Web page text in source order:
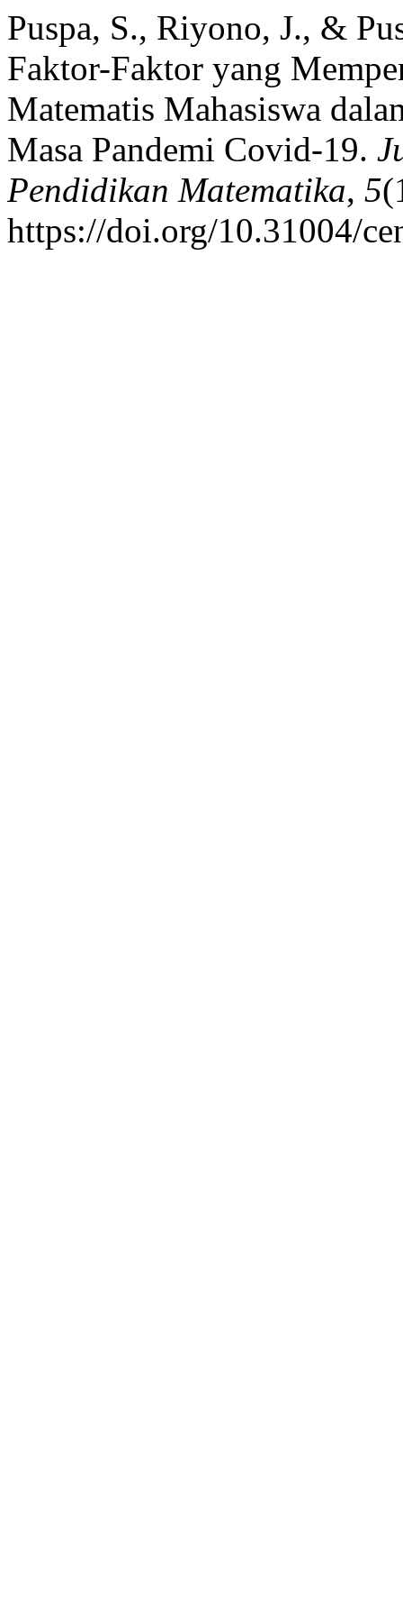
Puspa, S., Riyono, J., &
Faktor-Faktor yang
Matematis Mahasiswa
Masa Pandemi Covid-19.
Pendidikan Matematika, 5
https://doi.org/10.31004/